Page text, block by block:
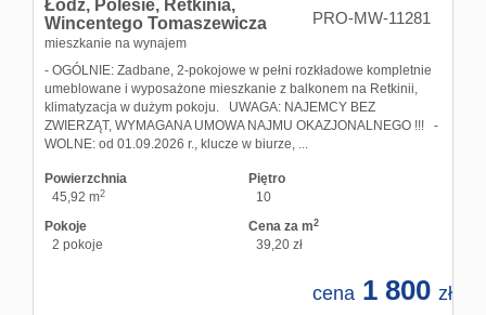
Łódź, Polesie, Retkinia,
Wincentego Tomaszewicza
mieszkanie na wynajem
PRO-MW-11281
- OGÓLNIE: Zadbane, 2-pokojowe w pełni rozkładowe kompletnie
umeblowane i wyposażone mieszkanie z balkonem na Retkinii,
klimatyzacja w dużym pokoju. UWAGA: NAJEMCY BEZ
ZWIERZĄT, WYMAGANA UMOWA NAJMU OKAZJONALNEGO !!! -
WOLNE: od 01.09.2026 r., klucze w biurze, ...
Powierzchnia
45,92 m2
Piętro
10
Pokoje
2 pokoje
Cena za m2
39,20 zł
cena 1 800 zł